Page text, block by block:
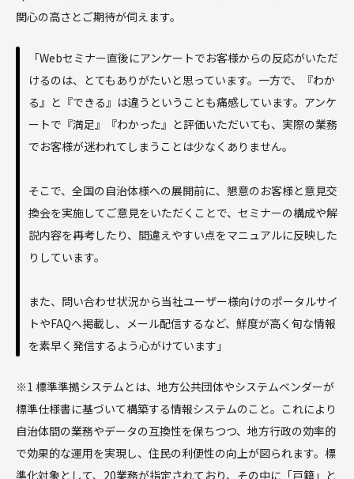
関心の高さとご期待が伺えます。
「Webセミナー直後にアンケートでお客様からの反応がいただ
けるのは、とてもありがたいと思っています。一方で、『わか
る』と『できる』は違うということも痛感しています。アンケ
ートで『満足』『わかった』と評価いただいても、実際の業務
でお客様が迷われてしまうことは少なくありません。
そこで、全国の自治体様への展開前に、懇意のお客様と意見交
換会を実施してご意見をいただくことで、セミナーの構成や解
説内容を再考したり、間違えやすい点をマニュアルに反映した
りしています。
また、問い合わせ状況から当社ユーザー様向けのポータルサイ
トやFAQへ掲載し、メール配信するなど、鮮度が高く旬な情報
を素早く発信するよう心がけています」
※1 標準準拠システムとは、地方公共団体やシステムベンダーが
標準仕様書に基づいて構築する情報システムのこと。これにより
自治体間の業務やデータの互換性を保ちつつ、地方行政の効率的
で効果的な運用を実現し、住民の利便性の向上が図られます。標
準化対象として、20業務が指定されており、その中に「戸籍」と